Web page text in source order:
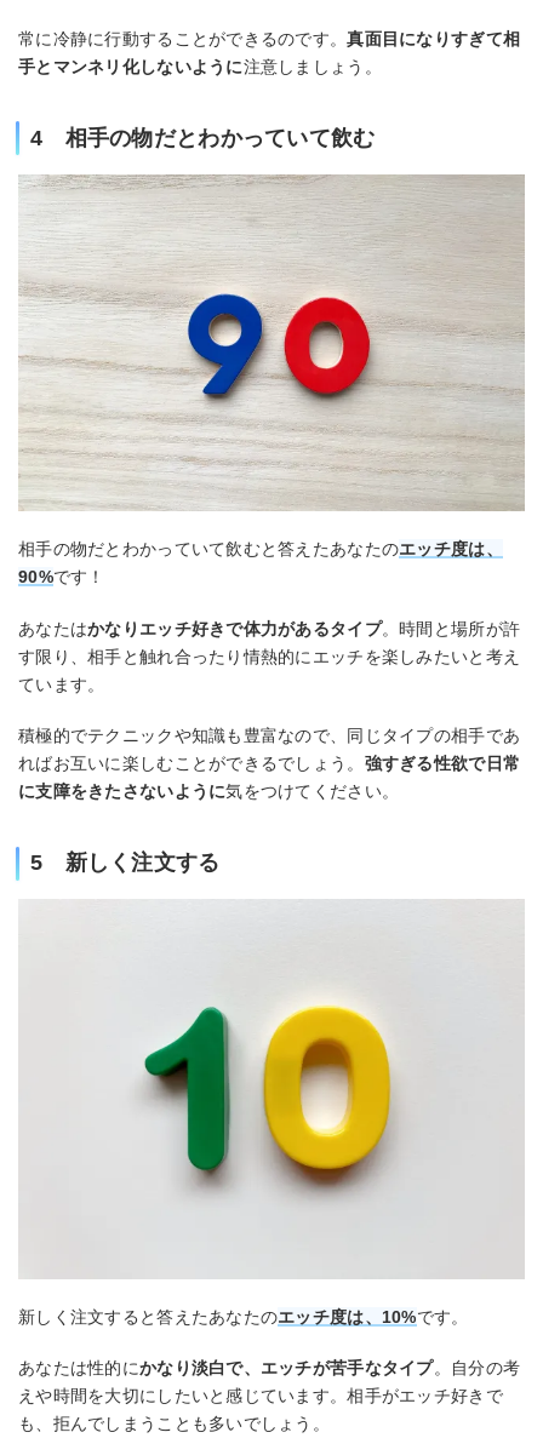
常に冷静に行動することができるのです。真面目になりすぎて相
手とマンネリ化しないように注意しましょう。
4 相手の物だとわかっていて飲む
相手の物だとわかっていて飲むと答えたあなたのエッチ度は、
90%です！
あなたはかなりエッチ好きで体力があるタイプ。時間と場所が許
す限り、相手と触れ合ったり情熱的にエッチを楽しみたいと考え
ています。
積極的でテクニックや知識も豊富なので、同じタイプの相手であ
ればお互いに楽しむことができるでしょう。 強すぎる性欲で日常
に支障をきたさないように気をつけてください。
5 新しく注文する
新しく注文すると答えたあなたのエッチ度は、10%です。
あなたは性的にかなり淡白で、エッチが苦手なタイプ。自分の考
えや時間を大切にしたいと感じています。相手がエッチ好きで
も、拒んでしまうことも多いでしょう。